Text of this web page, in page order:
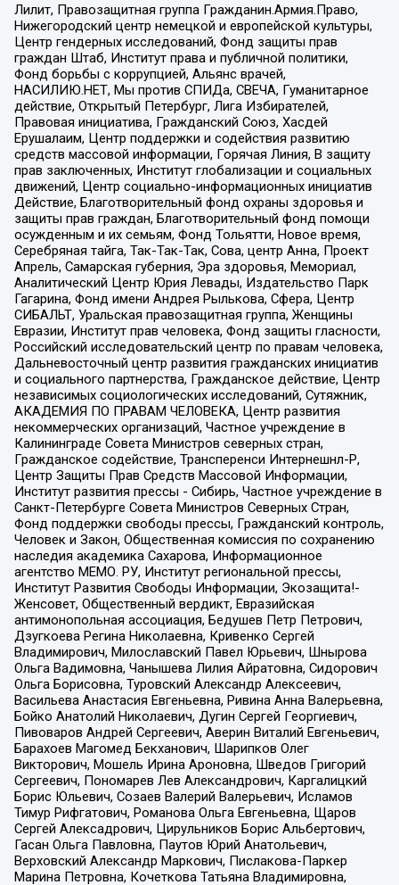
Лилит, Правозащитная группа Гражданин.Армия.Право,
Нижегородский центр немецкой и европейской культуры,
Центр гендерных исследований, Фонд защиты прав
граждан Штаб, Институт права и публичной политики,
Фонд борьбы с коррупцией, Альянс врачей,
НАСИЛИЮ.НЕТ, Мы против СПИДа, СВЕЧА, Гуманитарное
действие, Открытый Петербург, Лига Избирателей,
Правовая инициатива, Гражданский Союз, Хасдей
Ерушалаим, Центр поддержки и содействия развитию
средств массовой информации, Горячая Линия, В защиту
прав заключенных, Институт глобализации и социальных
движений, Центр социально-информационных инициатив
Действие, Благотворительный фонд охраны здоровья и
защиты прав граждан, Благотворительный фонд помощи
осужденным и их семьям, Фонд Тольятти, Новое время,
Серебряная тайга, Так-Так-Так, Сова, центр Анна, Проект
Апрель, Самарская губерния, Эра здоровья, Мемориал,
Аналитический Центр Юрия Левады, Издательство Парк
Гагарина, Фонд имени Андрея Рылькова, Сфера, Центр
СИБАЛЬТ, Уральская правозащитная группа, Женщины
Евразии, Институт прав человека, Фонд защиты гласности,
Российский исследовательский центр по правам человека,
Дальневосточный центр развития гражданских инициатив
и социального партнерства, Гражданское действие, Центр
независимых социологических исследований, Сутяжник,
АКАДЕМИЯ ПО ПРАВАМ ЧЕЛОВЕКА, Центр развития
некоммерческих организаций, Частное учреждение в
Калининграде Совета Министров северных стран,
Гражданское содействие, Трансперенси Интернешнл-Р,
Центр Защиты Прав Средств Массовой Информации,
Институт развития прессы - Сибирь, Частное учреждение в
Санкт-Петербурге Совета Министров Северных Стран,
Фонд поддержки свободы прессы, Гражданский контроль,
Человек и Закон, Общественная комиссия по сохранению
наследия академика Сахарова, Информационное
агентство МЕМО. РУ, Институт региональной прессы,
Институт Развития Свободы Информации, Экозащита!-
Женсовет, Общественный вердикт, Евразийская
антимонопольная ассоциация, Бедушев Петр Петрович,
Дзугкоева Регина Николаевна, Кривенко Сергей
Владимирович, Милославский Павел Юрьевич, Шнырова
Ольга Вадимовна, Чанышева Лилия Айратовна, Сидорович
Ольга Борисовна, Туровский Александр Алексеевич,
Васильева Анастасия Евгеньевна, Ривина Анна Валерьевна,
Бойко Анатолий Николаевич, Дугин Сергей Георгиевич,
Пивоваров Андрей Сергеевич, Аверин Виталий Евгеньевич,
Барахоев Магомед Бекханович, Шарипков Олег
Викторович, Мошель Ирина Ароновна, Шведов Григорий
Сергеевич, Пономарев Лев Александрович, Каргалицкий
Борис Юльевич, Созаев Валерий Валерьевич, Исламов
Тимур Рифгатович, Романова Ольга Евгеньевна, Щаров
Сергей Алексадрович, Цирульников Борис Альбертович,
Гасан Ольга Павловна, Паутов Юрий Анатольевич,
Верховский Александр Маркович, Пислакова-Паркер
Марина Петровна, Кочеткова Татьяна Владимировна,